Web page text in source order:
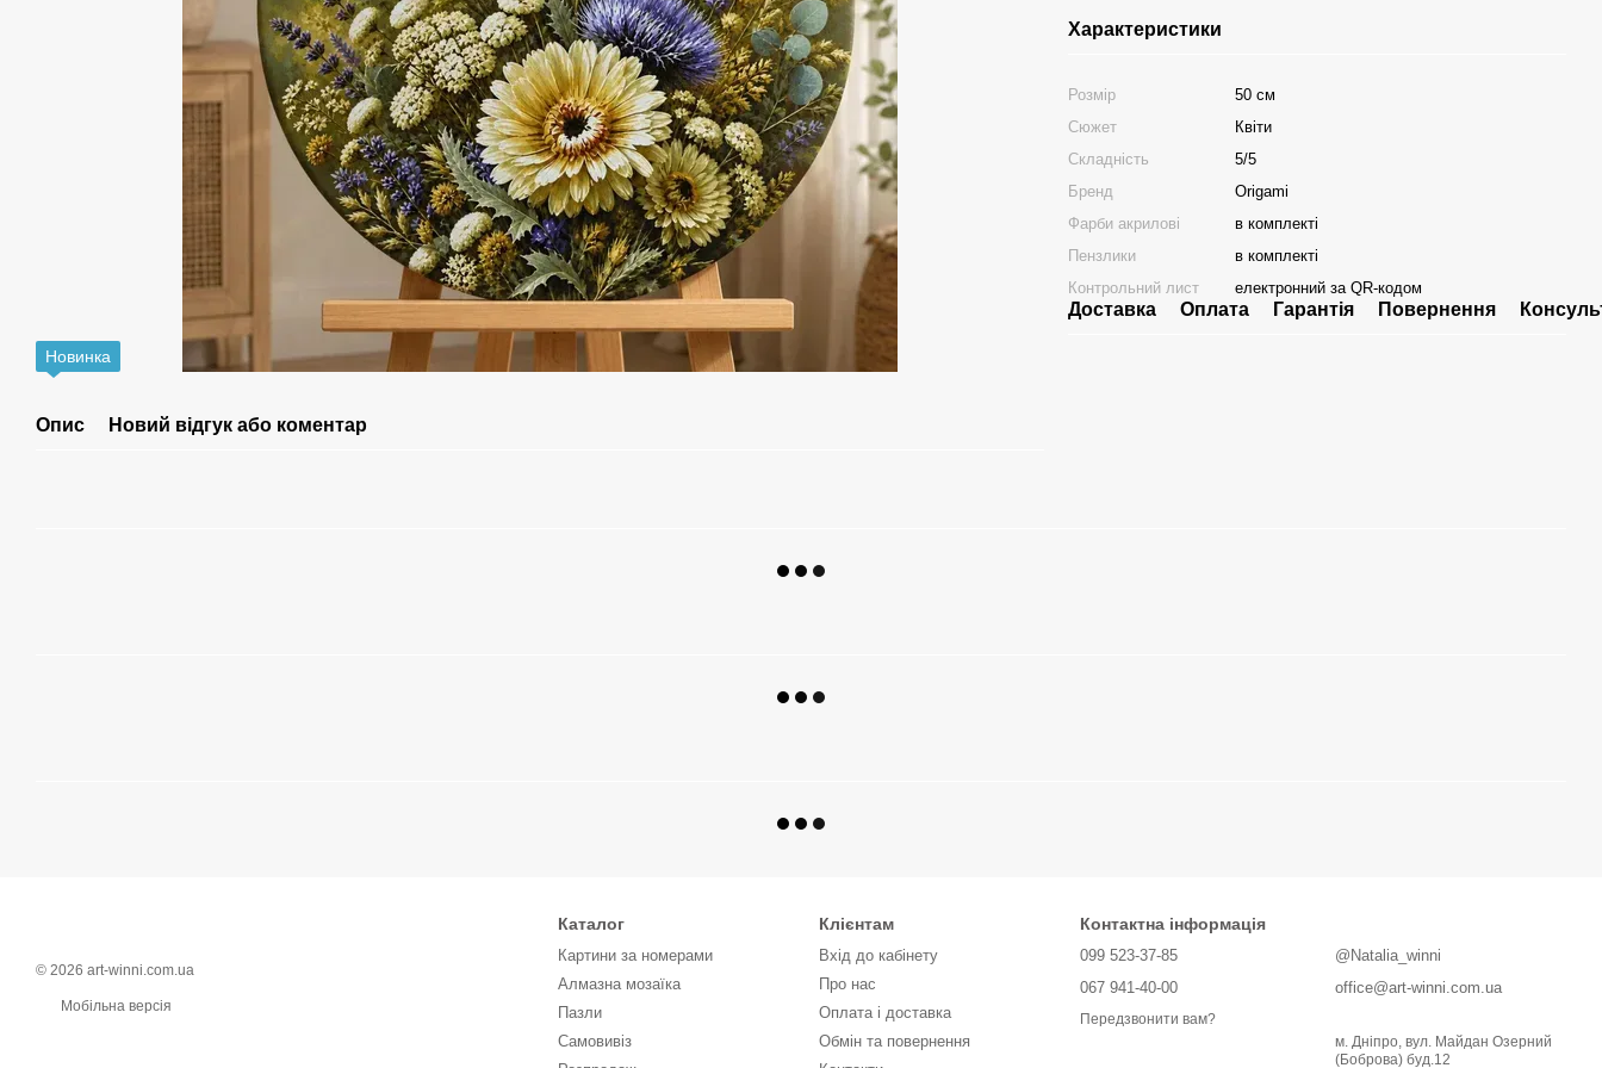
Новинка
Опис Новий відгук або коментар
Характеристики
Розмір
50 см
Сюжет
Квіти
Складність
5/5
Бренд
Origami
Фарби акрилові
в комплекті
Пензлики
в комплекті
Контрольний лист
електронний за QR-кодом
Доставка Оплата Гарантія Повернення
© 2026 art-winni.com.ua
Мобільна версія
Каталог
Картини за номерами
Алмазна мозаїка
Пазли
Самовивіз
Клієнтам
Вхід до кабінету
Про нас
Оплата і доставка
Обмін та повернення
Контактна інформація
099 523-37-85
067 941-40-00
Передзвонити вам?
@Natalia_winni
office@art-winni.com.ua
м. Дніпро, вул. Майдан Озерний
(Боброва) буд.12